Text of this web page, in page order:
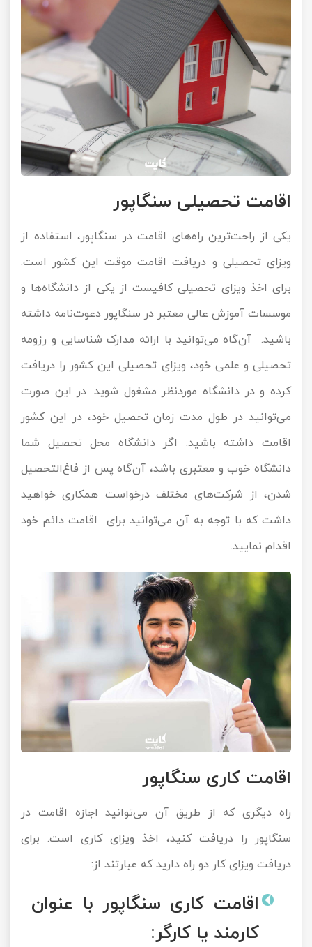
اقامت تحصیلی سنگاپور
یکی از راحت‌ترین راه‌های اقامت در سنگاپور، استفاده از
ویزای تحصیلی و دریافت اقامت موقت این کشور است.
برای اخذ ویزای تحصیلی کافیست از یکی از دانشگاه‌ها و
موسسات آموزش عالی معتبر در سنگاپور دعوت‌نامه داشته
باشید. آن‌گاه می‌توانید با ارائه مدارک شناسایی و رزومه
تحصیلی و علمی خود، ویزای تحصیلی این کشور را دریافت
کرده و در دانشگاه موردنظر مشغول شوید. در این صورت
می‌توانید در طول مدت زمان تحصیل خود، در این کشور
اقامت داشته باشید. اگر دانشگاه محل تحصیل شما
دانشگاه خوب و معتبری باشد، آن‌گاه پس از فاغ‌التحصیل
شدن، از شرکت‌های مختلف درخواست همکاری خواهید
داشت که با توجه به آن می‌توانید برای اقامت دائم خود
اقدام نمایید.
اقامت کاری سنگاپور
راه دیگری که از طریق آن می‌توانید اجازه اقامت در
سنگاپور را دریافت کنید، اخذ ویزای کاری است. برای
دریافت ویزای کار دو راه دارید که عبارتند از:
اقامت کاری سنگاپور با عنوان
کارمند یا کارگر: